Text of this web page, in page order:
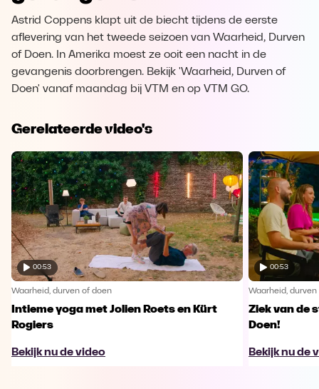
Astrid Coppens klapt uit de biecht tijdens de eerste
aflevering van het tweede seizoen van Waarheid, Durven
of Doen. In Amerika moest ze ooit een nacht in de
gevangenis doorbrengen. Bekijk 'Waarheid, Durven of
Doen' vanaf maandag bij VTM en op VTM GO.
Gerelateerde video's
00:53
Waarheid, durven of doen
Intieme yoga met Jolien Roets en Kürt
Rogiers
Bekijk nu de video
00:53
Waarheid,
Ziek van de
Doen!
Bekijk nu de